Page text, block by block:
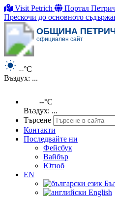
Visit Petrich Портал
Прескочи до основното
ОБЩИНА
официален сайт
--°C
Въздух: ...
--°C
Въздух: ...
Търсене
Контакти
Последвайте ни
Фейсбук
Вайбър
Ютюб
EN
English